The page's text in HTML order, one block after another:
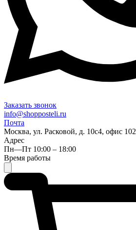
Заказать звонок
info@shopposteli.ru
Почта
Москва, ул. Расковой, д. 10с4, офис 102
Адрес
Пн—Пт 10:00 – 18:00
Время работы